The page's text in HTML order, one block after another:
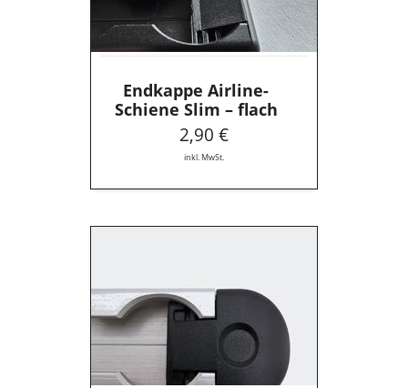
flach
Endkappe Airline-
Schiene Slim – flach
2,90 €
inkl. MwSt.
Schiene
Slim